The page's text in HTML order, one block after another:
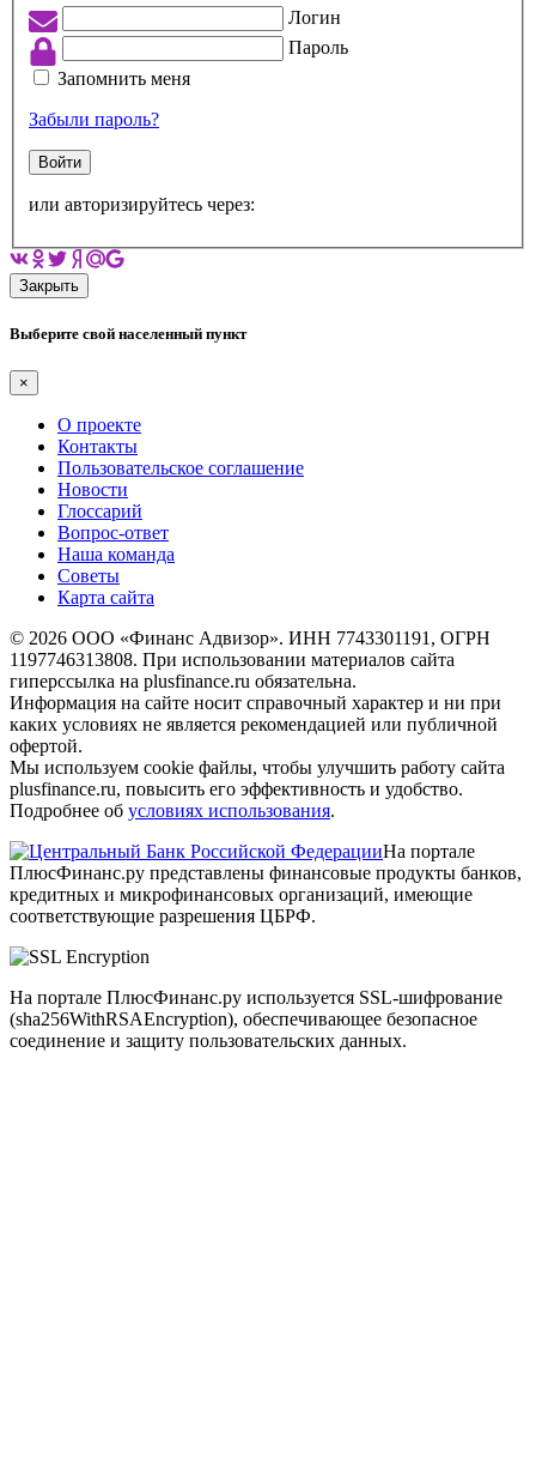
Логин
Пароль
Запомнить меня
Забыли пароль?
Войти
или авторизируйтесь через:
Закрыть
Выберите свой населенный пункт
×
О проекте
Контакты
Пользовательское соглашение
Новости
Глоссарий
Вопрос-ответ
Наша команда
Советы
Карта сайта
© 2026 ООО «Финанс Адвизор». ИНН 7743301191, ОГРН
1197746313808. При использовании материалов сайта
гиперссылка на plusfinance.ru обязательна.
Информация на сайте носит справочный характер и ни при
каких условиях не является рекомендацией или публичной
офертой.
Мы используем cookie файлы, чтобы улучшить работу сайта
plusfinance.ru, повысить его эффективность и удобство.
Подробнее об условиях использования.
На портале
ПлюсФинанс.ру представлены финансовые продукты банков,
кредитных и микрофинансовых организаций, имеющие
соответствующие разрешения ЦБРФ.
На портале ПлюсФинанс.ру используется SSL-шифрование
(sha256WithRSAEncryption), обеспечивающее безопасное
соединение и защиту пользовательских данных.